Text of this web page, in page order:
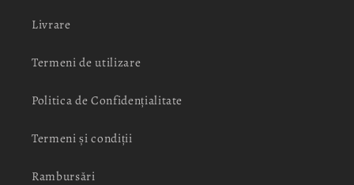
Livrare
Termeni de utilizare
Politica de Confidențialitate
Termeni și condiții
Rambursări